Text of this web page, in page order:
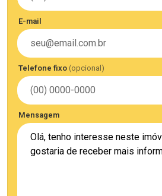
E-mail
Telefone fixo (opcional)
Mensagem